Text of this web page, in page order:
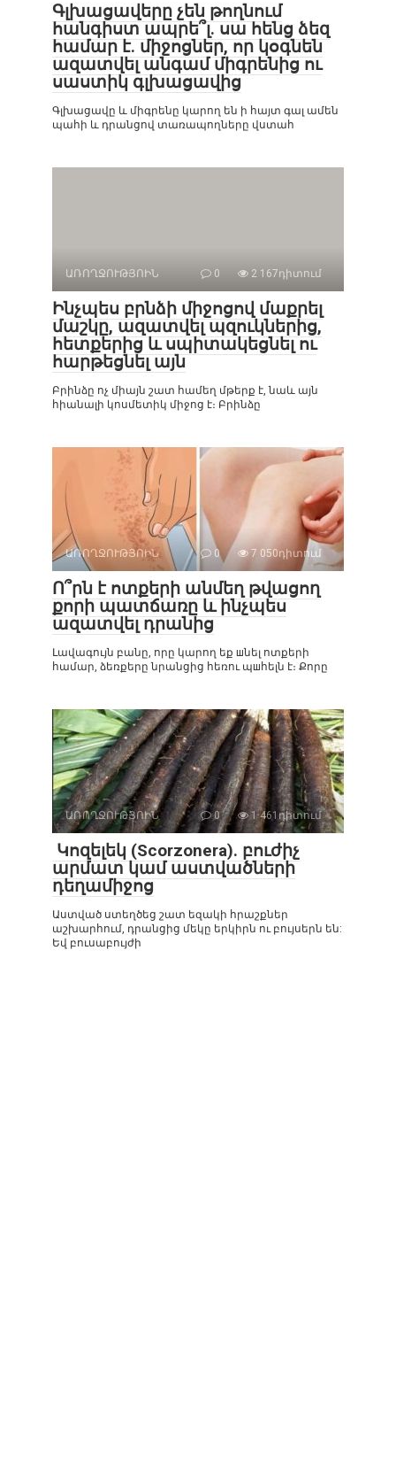
Գլխացավերը չեն թողնում
հանգիստ ապրե՞լ. սա հենց ձեզ
համար է. միջոցներ, որ կօգնեն
ազատվել անգամ միգրենից ու
սաստիկ գլխացավից
Գլխացավը և միգրենը կարող են ի հայտ գալ ամեն
պահի և դրանցով տառապողները վստահ
ԱՌՈՂՋՈՒԹՅՈԻՆ 0 2 167դիտում
Ինչպես բրնձի միջոցով մաքրել
մաշկը, ազատվել պզուկներից,
հետքերից և սպիտակեցնել ու
հարթեցնել այն
Բրինձը ոչ միայն շատ համեղ մթերք է, նաև այն
հիանալի կոսմետիկ միջոց է։ Բրինձը
ԱՌՈՂՋՈՒԹՅՈԻՆ 0 7 050դիտում
Ո՞րն է ոտքերի անմեղ թվացող
քորի պատճառը և ինչպես
ազատվել դրանից
Լավագույն բանը, որը կարող եք шնել ոտքերի
համար, ձեռքերը նրանցից հեռու պшհելն է։ Քորը
ԱՌՈՂՋՈՒԹՅՈԻՆ 0 1 461դիտում
Կոզելեկ (Scorzonera). բուժիչ
արմատ կամ աստվածների
դեղամիջոց
Աստված ստեղծեց շատ եզակի հրաշքներ
աշխարհում, դրանցից մեկը երկիրն ու բույսերն են:
Եվ բուսաբույժի